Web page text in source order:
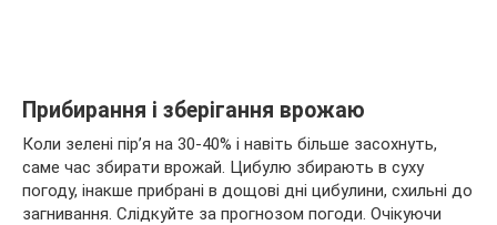
Прибирання і зберігання врожаю
Коли зелені пір’я на 30-40% і навіть більше засохнуть,
саме час збирати врожай. Цибулю збирають в суху
погоду, інакше прибрані в дощові дні цибулини, схильні до
загнивання. Слідкуйте за прогнозом погоди. Очікуючи